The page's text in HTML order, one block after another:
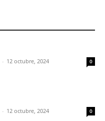
- 12 octubre, 2024 0
- 12 octubre, 2024 0